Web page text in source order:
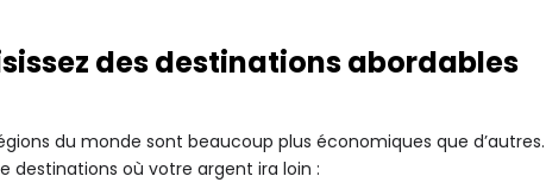
des destinations abordables
du monde sont beaucoup plus économiques que
destinations où votre argent ira loin :